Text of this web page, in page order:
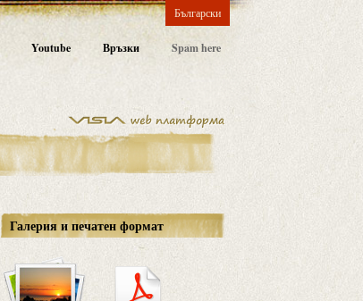
Български
Youtube Връзки Spam here
Галерия и печатен формат